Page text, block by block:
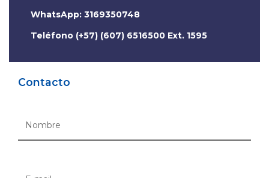
WhatsApp: 3169350748
Teléfono (+57) (607) 6516500 Ext. 1595
Contacto